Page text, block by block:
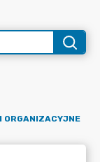
ORGANIZACYJNE